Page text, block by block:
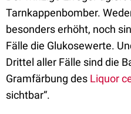
Tarnkappenbomber.
besonders erhöht, noch
Fälle die Glukosewerte.
Drittel aller Fälle sind die
Gramfärbung des Liquor
sichtbar“.